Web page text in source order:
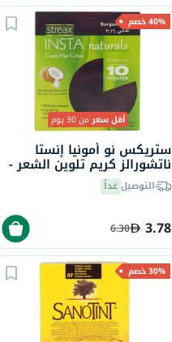
40% خصم
أقل سعرمن 30 يوم
ستريكس نو أمونيا إنستا
ناتشورالز كريم تلوين الشعر -
عنابي 3.16
التوصيلغداً
3.78
6.30
30% خصم